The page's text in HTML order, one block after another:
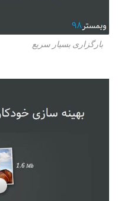
بارگزاری بسیار سریع